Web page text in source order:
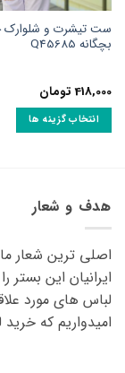
ست تیشرت و
بچگانه Q45685
418,000 تومان
انتخاب گزینه ها
انواع
مختلفی
می
باشد.
گزینه
ها
ممکن
است
هدف و شعار
اصلی ترین شعار
ایرانیان این بستر
لباس های مورد
امیدواریم که